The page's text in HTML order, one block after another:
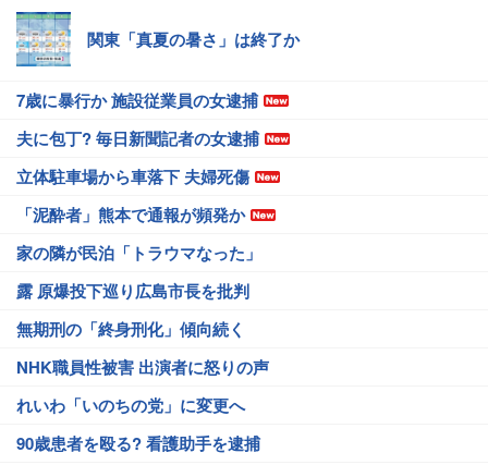
関東「真夏の暑さ」は終了か
7歳に暴行か 施設従業員の女逮捕
夫に包丁? 毎日新聞記者の女逮捕
立体駐車場から車落下 夫婦死傷
「泥酔者」熊本で通報が頻発か
家の隣が民泊「トラウマなった」
露 原爆投下巡り広島市長を批判
無期刑の「終身刑化」傾向続く
NHK職員性被害 出演者に怒りの声
れいわ「いのちの党」に変更へ
90歳患者を殴る? 看護助手を逮捕